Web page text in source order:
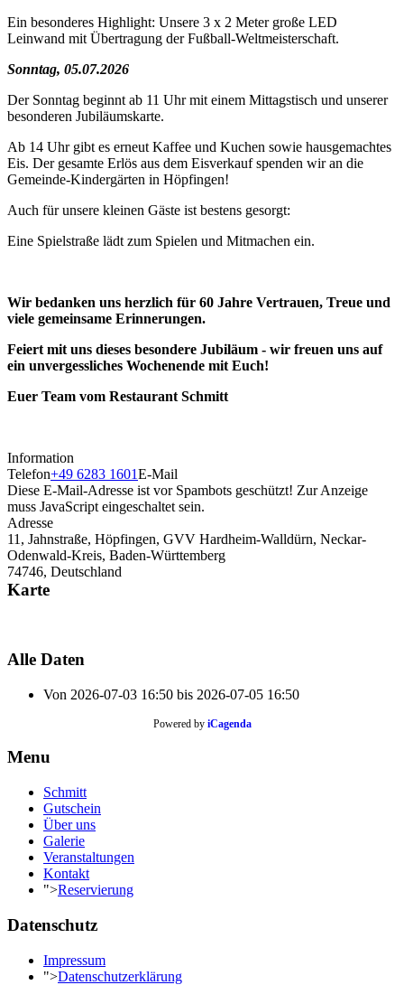
Ein besonderes Highlight: Unsere 3 x 2 Meter große LED
Leinwand mit Übertragung der Fußball-Weltmeisterschaft.
Sonntag, 05.07.2026
Der Sonntag beginnt ab 11 Uhr mit einem Mittagstisch und unserer
besonderen Jubiläumskarte.
Ab 14 Uhr gibt es erneut Kaffee und Kuchen sowie hausgemachtes
Eis. Der gesamte Erlös aus dem Eisverkauf spenden wir an die
Gemeinde-Kindergärten in Höpfingen!
Auch für unsere kleinen Gäste ist bestens gesorgt:
Eine Spielstraße lädt zum Spielen und Mitmachen ein.
Wir bedanken uns herzlich für 60 Jahre Vertrauen, Treue und
viele gemeinsame Erinnerungen.
Feiert mit uns dieses besondere Jubiläum - wir freuen uns auf
ein unvergessliches Wochenende mit Euch!
Euer Team vom Restaurant Schmitt
Information
Telefon+49 6283 1601E-Mail
Diese E-Mail-Adresse ist vor Spambots geschützt! Zur Anzeige
muss JavaScript eingeschaltet sein.
Adresse
11, Jahnstraße, Höpfingen, GVV Hardheim-Walldürn, Neckar-
Odenwald-Kreis, Baden-Württemberg
74746, Deutschland
Karte
Alle Daten
Von 2026-07-03 16:50 bis 2026-07-05 16:50
Powered by iCagenda
Menu
Schmitt
Gutschein
Über uns
Galerie
Veranstaltungen
Kontakt
">Reservierung
Datenschutz
Impressum
">Datenschutzerklärung